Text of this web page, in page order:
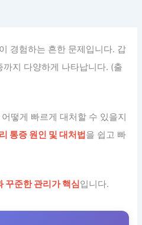
경험하는 흔한 문제입니다. 갑
지 다양하게 나타납니다. (출
떻게 빠르게 대처할 수 있을지
통증 원인 및 대처법을 쉽고 빠
꾸준한 관리가 핵심입니다.